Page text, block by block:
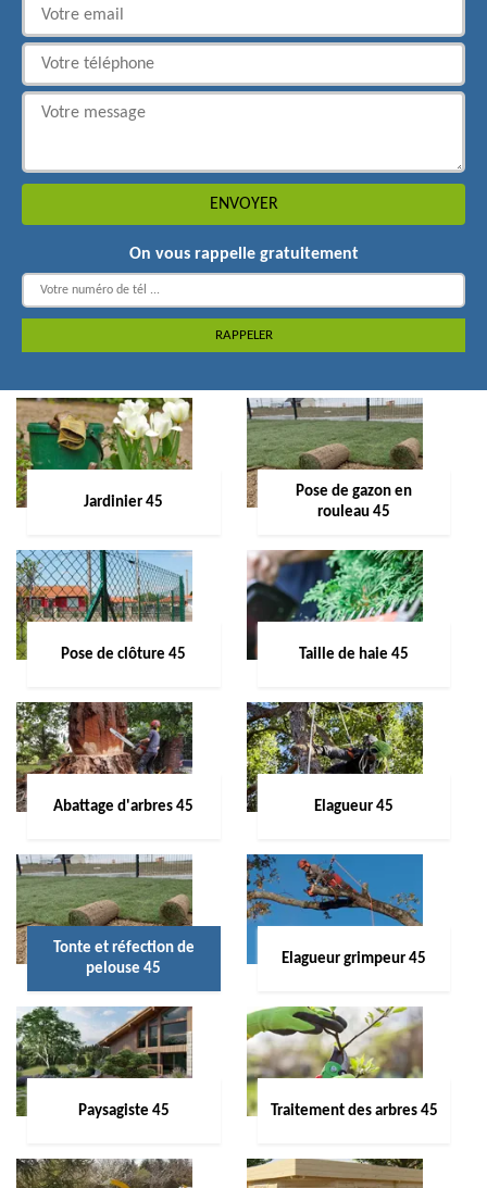
On vous rappelle gratuitement
Jardinier 45
Pose de gazon en
rouleau 45
Pose de clôture 45 Taille de haie 45
Abattage d'arbres 45 Elagueur 45
Tonte et réfection de
pelouse 45
Elagueur grimpeur 45
Paysagiste 45 Traitement des arbres 45